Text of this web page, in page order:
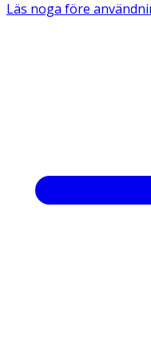
Den aktiva substansen
yttre yta. Matrix- och
akrylmetakrylestrar
på akrylestrar och
medellångkedjiga
polyesterfilm
(avlägsnas innan
Läs noga före